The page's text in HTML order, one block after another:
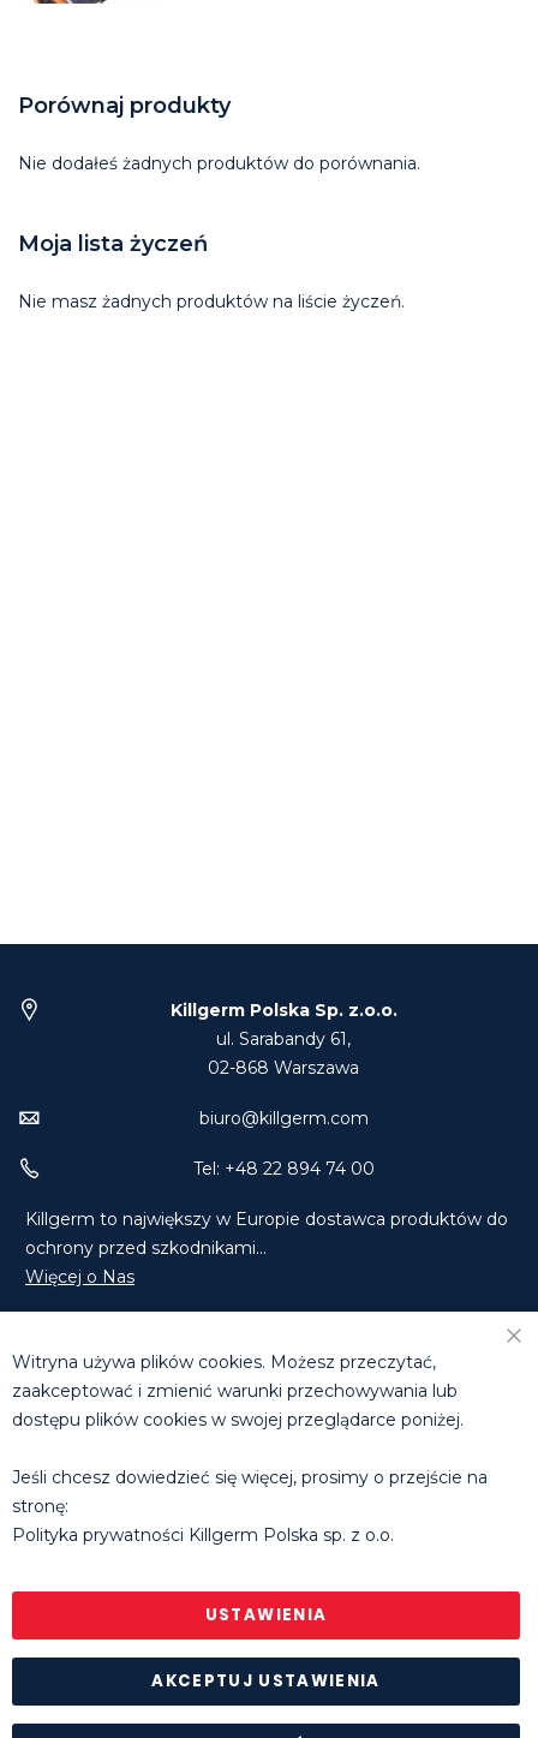
Porównaj produkty
Nie dodałeś żadnych produktów do porównania.
Moja lista życzeń
Nie masz żadnych produktów na liście życzeń.
Killgerm Polska Sp. z.o.o.
ul. Sarabandy 61,
02-868 Warszawa
biuro@killgerm.com
Tel: +48 22 894 74 00
Killgerm to największy w Europie dostawca produktów do
ochrony przed szkodnikami...
Więcej o Nas
Skontaktuj się z Nami
DZIAŁ HANDLOWY
E: tomasz.michalowski@killgerm.com
E:rafal.molak@killgerm.com
Godziny pracy biura
: pon. - pt. 8.30 - 16.30
sklepu internetowego
Witryna używa plików cookies. Możesz przeczytać,
zaakceptować i zmienić warunki przechowywania lub
dostępu plików cookies w swojej przeglądarce poniżej.
Jeśli chcesz dowiedzieć się więcej, prosimy o przejście na
stronę:
Polityka prywatności Killgerm Polska sp. z o.o.
AKCEPTUJ USTAWIENIA
USTAWIENIA